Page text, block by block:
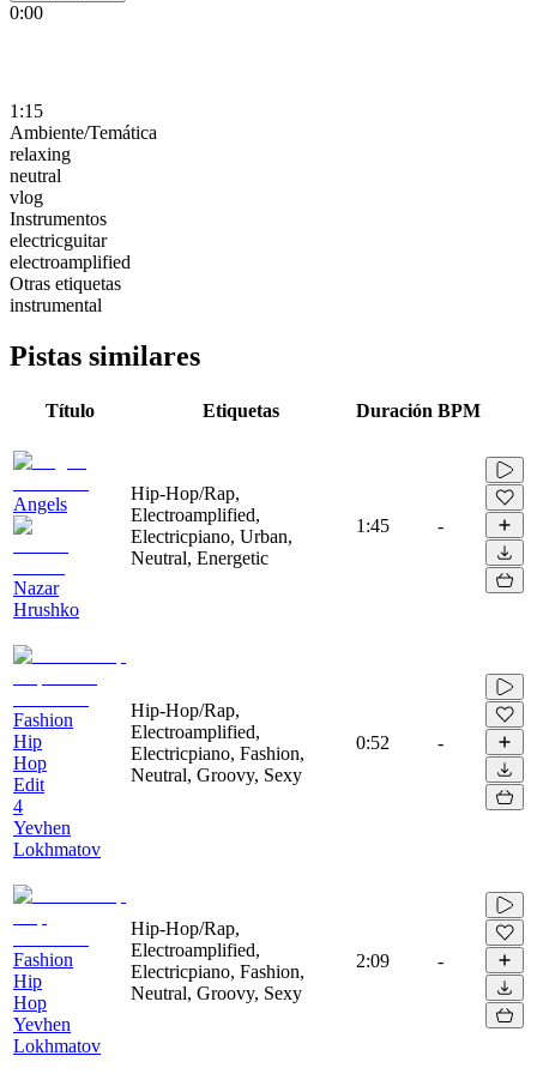
0:00
1:15
Ambiente/Temática
relaxing
neutral
vlog
Instrumentos
electricguitar
electroamplified
Otras etiquetas
instrumental
Pistas similares
Título Etiquetas Duración BPM
Angels
Nazar
Hrushko
Hip-Hop/Rap,
Electroamplified,
Electricpiano, Urban,
Neutral, Energetic
1:45 -
Fashion
Hip
Hop
Edit
4
Yevhen
Lokhmatov
Hip-Hop/Rap,
Electroamplified,
Electricpiano, Fashion,
Neutral, Groovy, Sexy
0:52 -
Fashion
Hip
Hop
Yevhen
Lokhmatov
Hip-Hop/Rap,
Electroamplified,
Electricpiano, Fashion,
Neutral, Groovy, Sexy
2:09 -